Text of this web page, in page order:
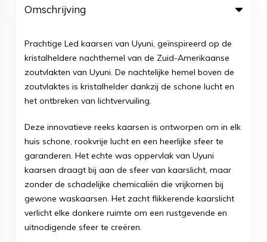
Omschrijving
Prachtige Led kaarsen van Uyuni, geïnspireerd op de
kristalheldere nachthemel van de Zuid-Amerikaanse
zoutvlakten van Uyuni. De nachtelijke hemel boven de
zoutvlaktes is kristalhelder dankzij de schone lucht en
het ontbreken van lichtvervuiling.
Deze innovatieve reeks kaarsen is ontworpen om in elk
huis schone, rookvrije lucht en een heerlijke sfeer te
garanderen. Het echte was oppervlak van Uyuni
kaarsen draagt bij aan de sfeer van kaarslicht, maar
zonder de schadelijke chemicaliën die vrijkomen bij
gewone waskaarsen. Het zacht flikkerende kaarslicht
verlicht elke donkere ruimte om een rustgevende en
uitnodigende sfeer te creëren.